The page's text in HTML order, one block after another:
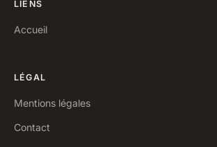
LIENS
Accueil
LÉGAL
Mentions légales
Contact